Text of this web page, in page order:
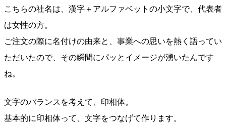
こちらの社名は、漢字＋アルファベットの小文字で、代表者
は女性の方。
ご注文の際に名付けの由来と、事業への思いを熱く語ってい
ただいたので、その瞬間にパッとイメージが湧いたんです
ね。
文字のバランスを考えて、印相体。
基本的に印相体って、文字をつなげて作ります。